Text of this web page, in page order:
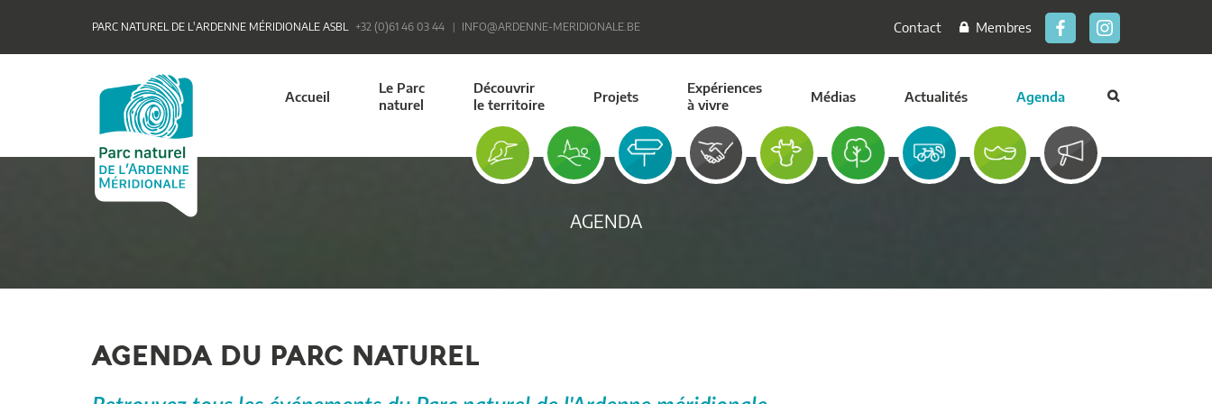
PARC NATUREL DE L'ARDENNE MÉRIDIONALE ASBL +32 (0)61 46 03 44 INFO@ARDENNE-MERIDIONALE.BE Contact Membres
Accueil
Le Parc
naturel
Découvrir
le territoire
Projets
Expériences
à vivre
Médias Actualités Agenda
AGENDA
AGENDA DU PARC NATUREL